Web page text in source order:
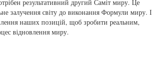
результативний другий Саміт миру. Це
залучення світу до виконання Формули миру. І
наших позицій, щоб зробити реальним,
відновлення миру.